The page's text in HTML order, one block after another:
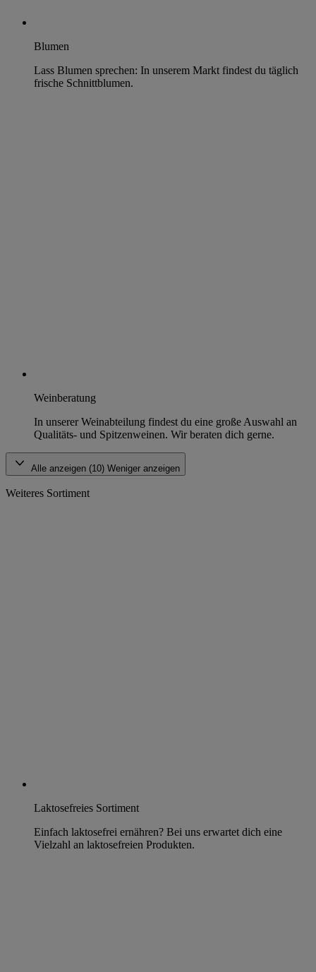
Blumen
Lass Blumen sprechen: In unserem Markt findest du täglich
frische Schnittblumen.
Weinberatung
In unserer Weinabteilung findest du eine große Auswahl an
Qualitäts- und Spitzenweinen. Wir beraten dich gerne.
Alle anzeigen (10) Weniger anzeigen
Weiteres Sortiment
Laktosefreies Sortiment
Einfach laktosefrei ernähren? Bei uns erwartet dich eine
Vielzahl an laktosefreien Produkten.